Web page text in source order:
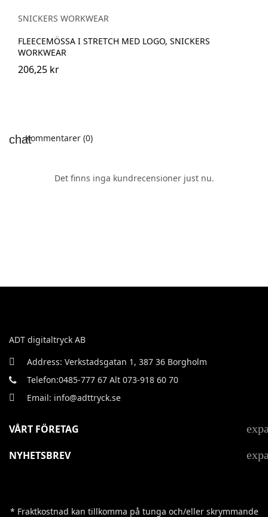
SNICKERS WORKWEAR
FLEECEMÖSSA I STRETCH MED LOGO, SNICKERS
WORKWEAR
206,25 kr
Kommentarer (0)
Det finns inga kundrecensioner just nu.
ADT digitaltryck AB
Address: Verkstadsgatan 1, 387 36 Borgholm
Telefon:0485-777 67 Alt 073-918 60 70
Email: info@adttryck.se
VÅRT FÖRETAG
NYHETSBREV
* Fraktkostnad kan tillkomma på tunga och/eller skrymmande